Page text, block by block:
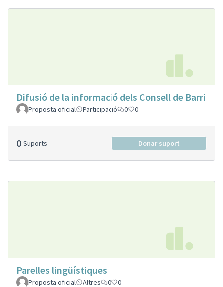
Difusió de la informació dels Consell de Barri
Proposta oficial Participació 0 0
0 Suports Donar suport
Parelles lingüístiques
Proposta oficial Altres 0 0